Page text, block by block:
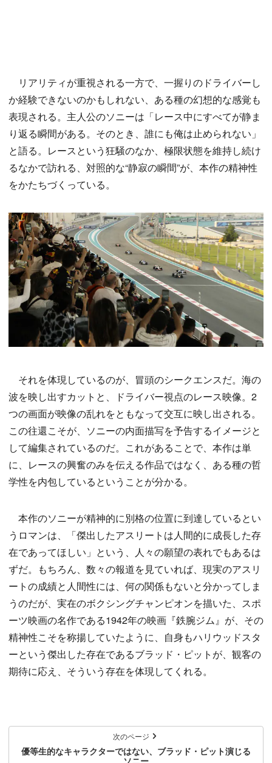
リアリティが重視される一方で、一握りのドライバーし
か経験できないのかもしれない、ある種の幻想的な感覚も
表現される。主人公のソニーは「レース中にすべてが静ま
り返る瞬間がある。そのとき、誰にも俺は止められない」
と語る。レースという狂騒のなか、極限状態を維持し続け
るなかで訪れる、対照的な“静寂の瞬間”が、本作の精神性
をかたちづくっている。
それを体現しているのが、冒頭のシークエンスだ。海の
波を映し出すカットと、ドライバー視点のレース映像。2
つの画面が映像の乱れをともなって交互に映し出される。
この往還こそが、ソニーの内面描写を予告するイメージと
して編集されているのだ。これがあることで、本作は単
に、レースの興奮のみを伝える作品ではなく、ある種の哲
学性を内包しているということが分かる。
本作のソニーが精神的に別格の位置に到達しているとい
うロマンは、「傑出したアスリートは人間的に成長した存
在であってほしい」という、人々の願望の表れでもあるは
ずだ。もちろん、数々の報道を見ていれば、現実のアスリ
ートの成績と人間性には、何の関係もないと分かってしま
うのだが、実在のボクシングチャンピオンを描いた、スポ
ーツ映画の名作である1942年の映画『鉄腕ジム』が、その
精神性こそを称揚していたように、自身もハリウッドスタ
ーという傑出した存在であるブラッド・ピットが、観客の
期待に応え、そういう存在を体現してくれる。
次のページ
優等生的なキャラクターではない、ブラッド・ピット演じる